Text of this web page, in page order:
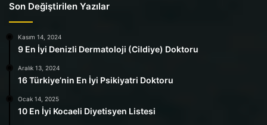
Son Değiştirilen Yazılar
Kasım 14, 2024
9 En İyi Denizli Dermatoloji (Cildiye) Doktoru
Aralık 13, 2024
16 Türkiye’nin En İyi Psikiyatri Doktoru
Ocak 14, 2025
10 En İyi Kocaeli Diyetisyen Listesi